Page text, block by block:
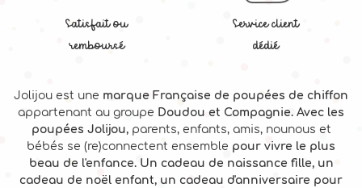
Satisfait ou
remboursé
Service client
dédié
Jolijou est une marque Française de poupées de chiffon
appartenant au groupe Doudou et Compagnie. Avec les
poupées Jolijou, parents, enfants, amis, nounous et
bébés se (re)connectent ensemble pour vivre le plus
beau de l'enfance. Un cadeau de naissance fille, un
cadeau de noël enfant, un cadeau d'anniversaire pour